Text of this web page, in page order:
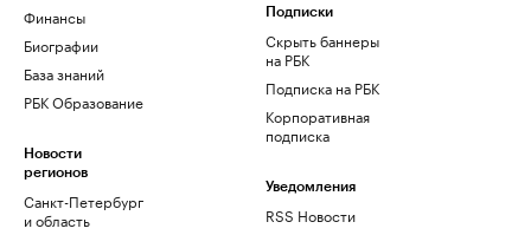
Финансы
Биографии
База знаний
РБК Образование
Новости
регионов
Санкт-Петербург
и область
Подписки
Скрыть баннеры
на РБК
Подписка на РБК
Корпоративная
подписка
Уведомления
RSS Новости